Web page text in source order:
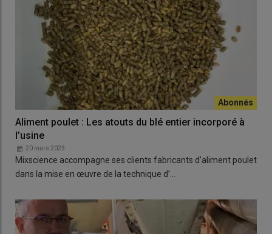
Aliment poulet : Les atouts du blé entier incorporé à
l’usine
20 mars 2023
Mixscience accompagne ses clients fabricants d’aliment poulet
dans la mise en œuvre de la technique d’…